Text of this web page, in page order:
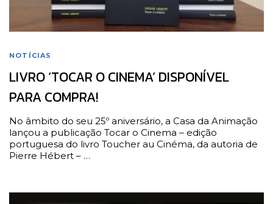
NOTÍCIAS
LIVRO ‘TOCAR O CINEMA’ DISPONÍVEL
PARA COMPRA!
No âmbito do seu 25º aniversário, a Casa da Animação
lançou a publicação Tocar o Cinema – edição
portuguesa do livro Toucher au Cinéma, da autoria de
Pierre Hébert – …